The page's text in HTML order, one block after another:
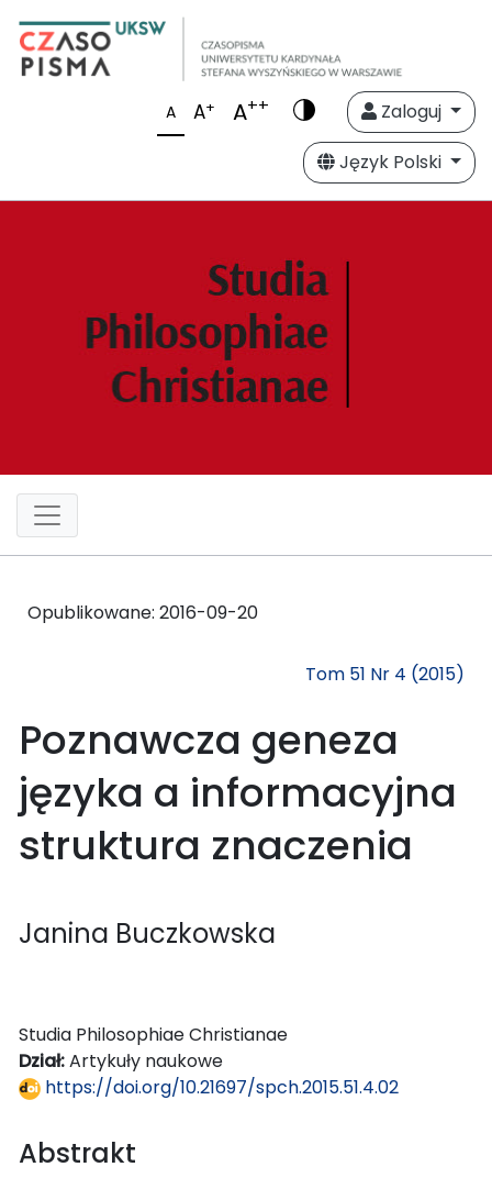
A A+ A++
Zaloguj
Język Polski
Opublikowane: 2016-09-20
Tom 51 Nr 4 (2015)
Poznawcza geneza
języka a informacyjna
struktura znaczenia
Janina Buczkowska
Studia Philosophiae Christianae
Dział:Artykuły naukowe
https://doi.org/10.21697/spch.2015.51.4.02
Abstrakt